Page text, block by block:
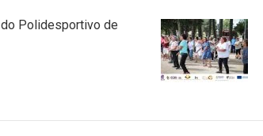
Polidesportivo de